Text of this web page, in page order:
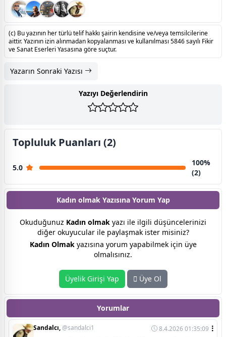
(c) Bu yazının her türlü telif hakkı şairin kendisine ve/veya temsilcilerine
aittir. Yazının izin alınmadan kopyalanması ve kullanılması 5846 sayılı Fikir
ve Sanat Eserleri Yasasına göre suçtur.
Yazarın Sonraki Yazısı
Yazıyı Değerlendirin
Topluluk Puanları (2)
5.0
100%
(2)
Kadın olmak Yazısına Yorum Yap
Okuduğunuz Kadın olmak yazı ile ilgili düşüncelerinizi
diğer okuyucular ile paylaşmak ister misiniz?
Kadın Olmakyazısına yorum yapabilmek için üye
olmalısınız.
Üyelik Girişi Yap Üye Ol
Yorumlar
Sandalcı,@sandalci1 8.4.2026 01:35:09